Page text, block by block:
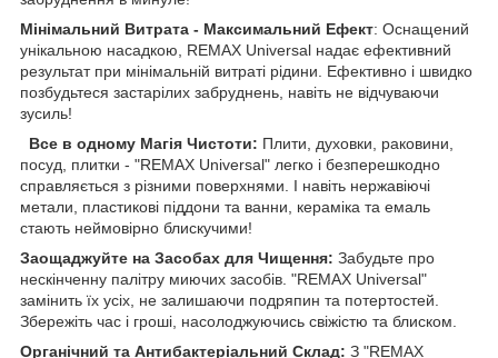
Мінімальний Витрата - Максимальний Ефект: Оснащений
унікальною насадкою, REMAX Universal надає ефективний
результат при мінімальній витраті рідини. Ефективно і швидко
позбудьтеся застарілих забруднень, навіть не відчуваючи
зусиль!
Все в одному Магія Чистоти: Плити, духовки, раковини,
посуд, плитки - "REMAX Universal" легко і безперешкодно
справляється з різними поверхнями. І навіть нержавіючі
метали, пластикові піддони та ванни, кераміка та емаль
стають неймовірно блискучими!
Заощаджуйте на Засобах для Чищення: Забудьте про
нескінченну палітру миючих засобів. "REMAX Universal"
замінить їх усіх, не залишаючи подряпин та потертостей.
Збережіть час і гроші, насолоджуючись свіжістю та блиском.
Органічний та Антибактеріальний Склад: З "REMAX